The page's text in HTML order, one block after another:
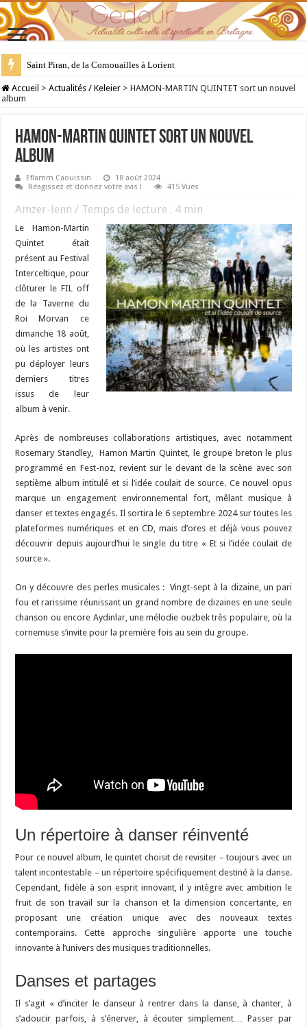
28 juillet : Saint Samson de Dol, père de la Bretagne chrétienne
Accueil > Actualités / Keleier > HAMON-MARTIN QUINTET sort un nouvel
album
HAMON-MARTIN QUINTET sort un nouvel
album
Eflamm Caouissin
18 août 2024
Réagissez et donnez votre avis !
415 Vues
Amzer-lenn / Temps de lecture : 4 min
Le Hamon-Martin
Quintet était
présent au Festival
Interceltique, pour
clôturer le FIL off
de la Taverne du
Roi Morvan ce
dimanche 18 août,
où les artistes ont
pu déployer leurs
derniers titres
issus de leur
album à venir.
Après de nombreuses collaborations artistiques, avec notamment
Rosemary Standley, Hamon Martin Quintet, le groupe breton le plus
programmé en Fest-noz, revient sur le devant de la scène avec son
septième album intitulé et si l’idée coulait de source. Ce nouvel opus
marque un engagement environnemental fort, mêlant musique à
danser et textes engagés. Il sortira le 6 septembre 2024 sur toutes les
plateformes numériques et en CD, mais d’ores et déjà vous pouvez
découvrir depuis aujourd’hui le single du titre « Et si l’idée coulait de
source ».
On y découvre des perles musicales : Vingt-sept à la dizaine, un pari
fou et rarissime réunissant un grand nombre de dizaines en une seule
chanson ou encore Aydinlar, une mélodie ouzbek très populaire, où la
cornemuse s’invite pour la première fois au sein du groupe.
Un répertoire à danser réinventé
Pour ce nouvel album, le quintet choisit de revisiter – toujours avec un
talent incontestable – un répertoire spécifiquement destiné à la danse.
Cependant, fidèle à son esprit innovant, il y intègre avec ambition le
fruit de son travail sur la chanson et la dimension concertante, en
proposant une création unique avec des nouveaux textes
contemporains. Cette approche singulière apporte une touche
innovante à l’univers des musiques traditionnelles.
Danses et partages
Il s’agit « d’inciter le danseur à rentrer dans la danse, à chanter, à
s’adoucir parfois, à s’énerver, à écouter simplement… Passer par